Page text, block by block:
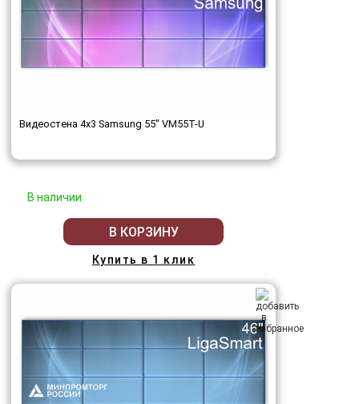
Видеостена 4x3 Samsung 55" VM55T-U
В наличии
В КОРЗИНУ
Купить в 1 клик